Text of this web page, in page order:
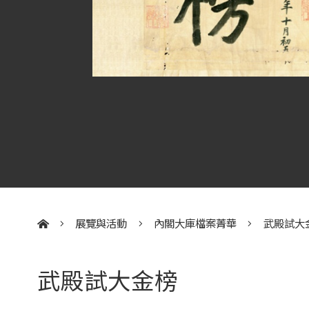
展覽與活動 內閣大庫檔案菁華 武殿試大
武殿試大金榜